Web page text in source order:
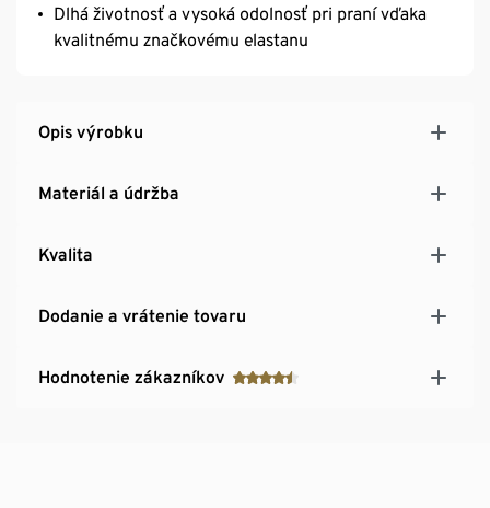
Dlhá životnosť a vysoká odolnosť pri praní vďaka
kvalitnému značkovému elastanu
Opis výrobku
Materiál a údržba
Kvalita
Dodanie a vrátenie tovaru
Hodnotenie zákazníkov